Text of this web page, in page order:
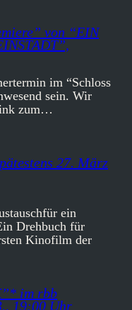
von “EIN
im “Schloss
sein. Wir
zum…
27. März
ein
Drehbuch für
Kinofilm der
im rbb
19:00 Uhr